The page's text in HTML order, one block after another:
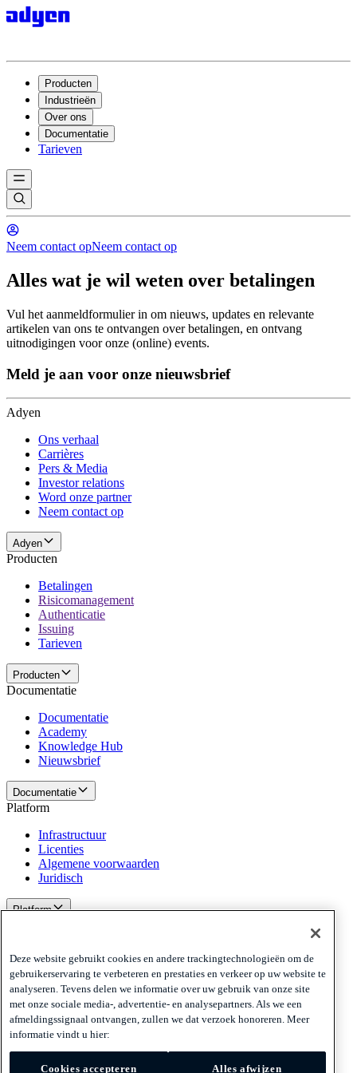
Producten
Industrieën
Over ons
Documentatie
Tarieven
Neem contact opNeem contact op
Alles wat je wil weten over betalingen
Vul het aanmeldformulier in om nieuws, updates en relevante
artikelen van ons te ontvangen over betalingen, en ontvang
uitnodigingen voor onze (online) events.
Meld je aan voor onze nieuwsbrief
Adyen
Ons verhaal
Carrières
Pers & Media
Investor relations
Word onze partner
Neem contact op
Adyen
Producten
Betalingen
Risicomanagement
Authenticatie
Issuing
Tarieven
Producten
Documentatie
Documentatie
Academy
Knowledge Hub
Nieuwsbrief
Documentatie
Platform
Infrastructuur
Licenties
Algemene voorwaarden
Juridisch
Platform
Privacy
Cookies
Disclaimer
Beleid en disclaimer
Aanmelden nieuwsbrief Aanmelden nieuwsbrief
nieuwsbrief
Privacy
Deze website gebruikt cookies en andere trackingtechnologieën om de
gebruikerservaring te verbeteren en prestaties en verkeer op uw website te
analyseren. Tevens delen we informatie over uw gebruik van onze site
met onze sociale media-, advertentie- en analysepartners. Als we een
afmeldingssignaal ontvangen, zullen we dat verzoek honoreren. Meer
informatie vindt u hier:
Cookies accepteren Alles afwijzen